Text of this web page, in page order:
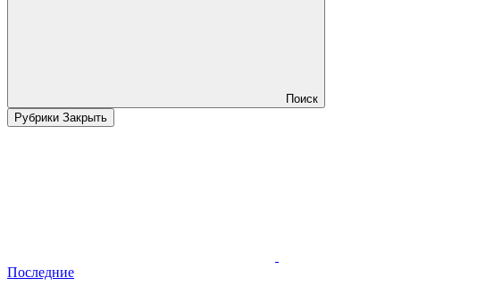
Поиск
Рубрики Закрыть
Последние